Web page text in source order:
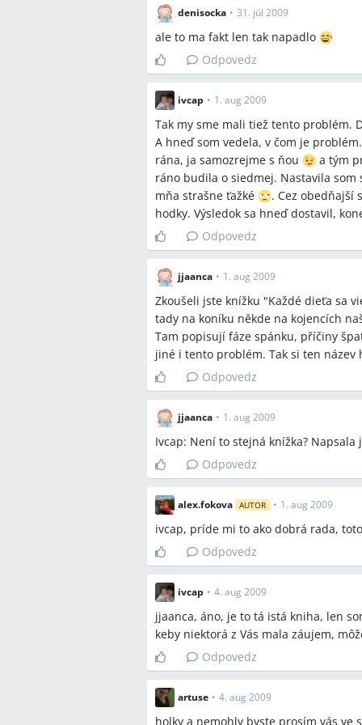
samostatne,spať vo vlastnej
spánku na 2 hodiny,organové hodiny
Miesta a osoby
A. Kast‑Zahn,H. Morgenroth
denisocka • 31. júl 2009
ale to ma fakt len tak napadlo
Odpovedz
ivcap • 1. aug 2009
Tak my sme mali tiež tento problém.
A hneď som vedela, v čom je
rána, ja samozrejme s ňou
a tým
ráno budila o siedmej. Nastavila
mňa strašne ťažké
. Cez obedňajší
hodky. Výsledok sa hneď dostavil,
Odpovedz
jjaanca • 1. aug 2009
Zkoušeli jste knížku "Každé dieťa sa
tady na koníku někde na kojencích
Tam popisují fáze spánku, příčiny
jiné i tento problém. Tak si ten název
Odpovedz
jjaanca • 1. aug 2009
Ivcap: Není to stejná knížka? Napsala
Odpovedz
alex.fokova AUTOR • 1. aug 2009
ivcap, príde mi to ako dobrá rada,
Odpovedz
ivcap • 4. aug 2009
jjaanca, áno, je to tá istá kniha, len
keby niektorá z Vás mala záujem,
Odpovedz
artuse • 4. aug 2009
holky a nemohly byste prosím vás